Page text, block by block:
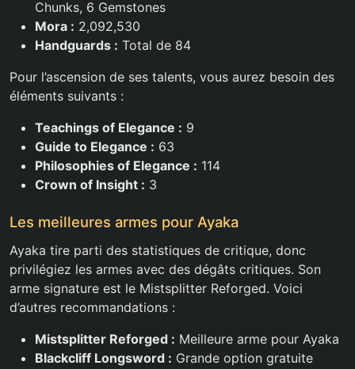
Chunks, 6 Gemstones
Mora : 2,092,530
Handguards : Total de 84
Pour l’ascension de ses talents, vous aurez besoin des
éléments suivants :
Teachings of Elegance : 9
Guide to Elegance : 63
Philosophies of Elegance : 114
Crown of Insight : 3
Les meilleures armes pour Ayaka
Ayaka tire parti des statistiques de critique, donc
privilégiez les armes avec des dégâts critiques. Son
arme signature est le Mistsplitter Reforged. Voici
d’autres recommandations :
Mistsplitter Reforged : Meilleure arme pour Ayaka
Blackcliff Longsword : Grande option gratuite